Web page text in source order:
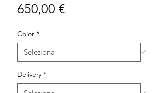
650,00 €Prezzo
Color *
Delivery *